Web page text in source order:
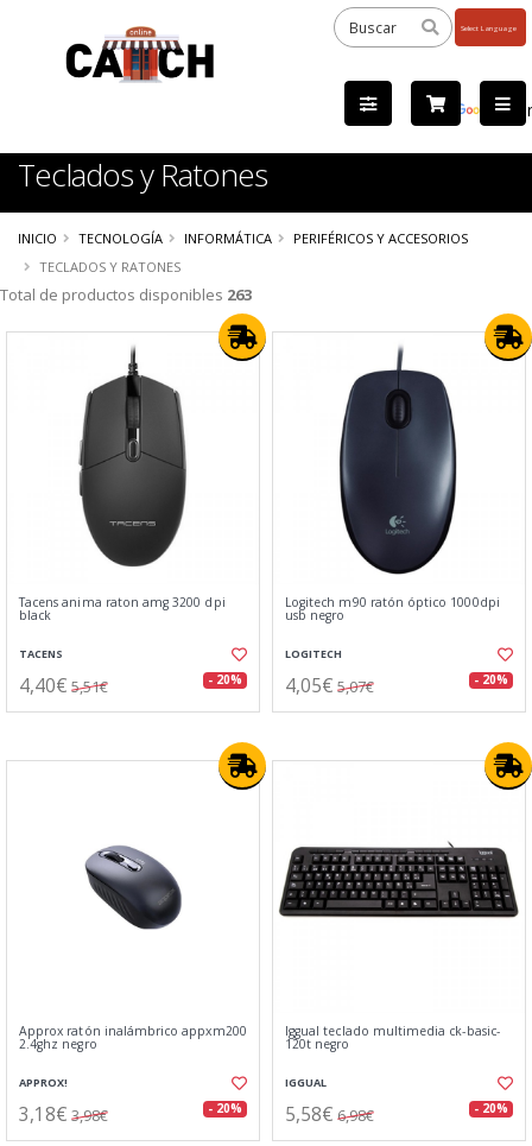
by
Teclados y Ratones
INICIO TECNOLOGÍA INFORMÁTICA
PERIFÉRICOS Y ACCESORIOS
TECLADOS Y RATONES
Total de productos disponibles 263
Tacens anima raton amg 3200 dpi
black
TACENS
4,40€ 5,51€ - 20%
Logitech m90 ratón óptico 1000dpi
usb negro
LOGITECH
4,05€ 5,07€ - 20%
Approx ratón inalámbrico appxm200
2.4ghz negro
APPROX!
3,18€ 3,98€ - 20%
Iggual teclado multimedia ck-basic-
120t negro
IGGUAL
5,58€ 6,98€ - 20%